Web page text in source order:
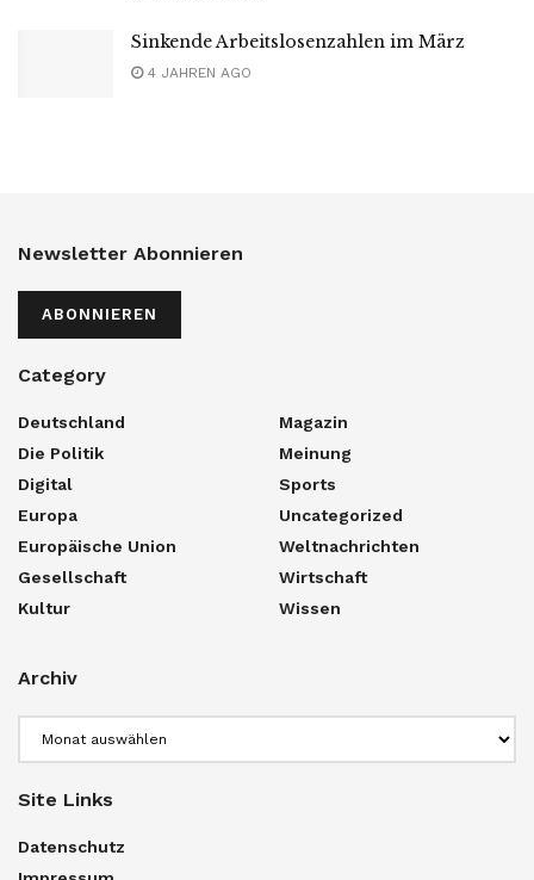
Sinkende Arbeitslosenzahlen im März
4 JAHREN AGO
Newsletter Abonnieren
ABONNIEREN
Category
Deutschland
Die Politik
Digital
Europa
Europäische Union
Gesellschaft
Kultur
Magazin
Meinung
Sports
Uncategorized
Weltnachrichten
Wirtschaft
Wissen
Archiv
Site Links
Datenschutz